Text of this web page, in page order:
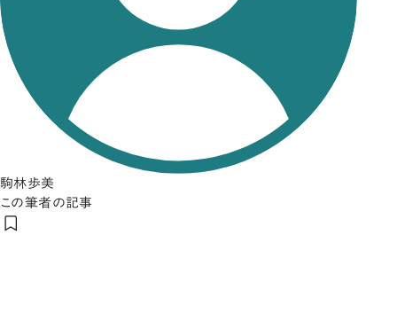
駒林歩美
この筆者の記事